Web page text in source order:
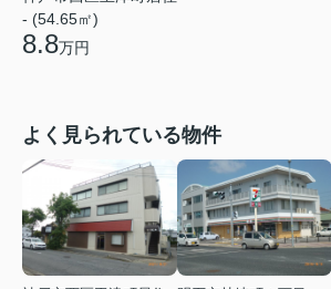
- (54.65㎡)
8.8万円
よく見られている物件